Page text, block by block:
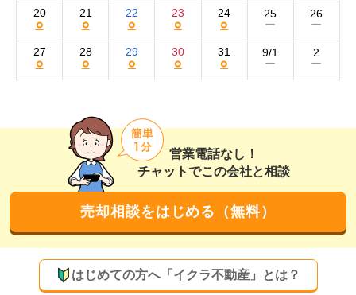
営業電話なし！
チャットでこの会社と相談
売却相談をはじめる（無料）
はじめての方へ「イクラ不動産」とは？
20
○
21
○
22
○
23
○
24
○
25
ー
26
ー
27
○
28
○
29
○
30
○
31
○
9/1
ー
2
ー
の思いをカタチにします。
不動産売却のことなら、どのようなことでもご相談くだ
さい。
件情報を掲載して集客するだけでなく、InstagramやFac
ebook、TwitterといったSNSやチラシ広告も積極的に活
用。幅広い層の購入希望者にアプローチしていきます。